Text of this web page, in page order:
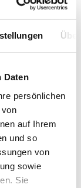
Daten
persönlichen
auf Ihrem
und so
von
sowie
Sie